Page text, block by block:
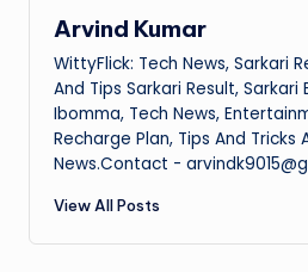
Arvind Kumar
WittyFlick: Tech News, Sarkari
And Tips Sarkari Result, Sarkari
Ibomma, Tech News,
Recharge Plan, Tips And Tricks
News.Contact -
View All Posts